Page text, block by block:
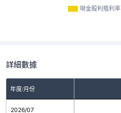
現金股利殖利率
詳細數據
年度/月份
2026/07